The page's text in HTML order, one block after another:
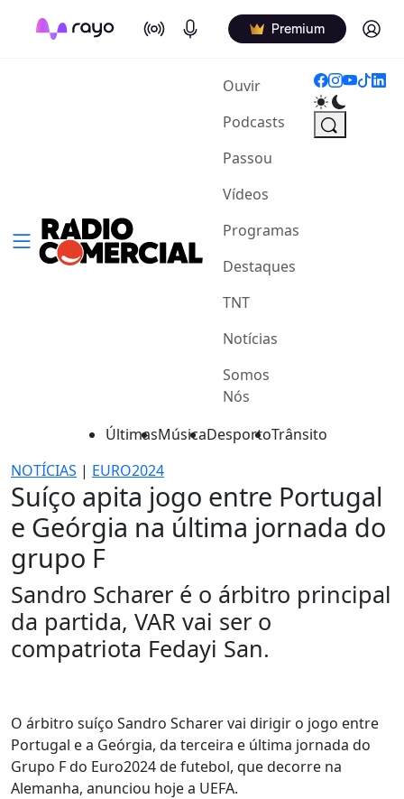
On Air Podcasts Premium Log in
Ouvir(current)
Podcasts
Passou
Vídeos
Programas
Destaques
TNT
Notícias
Somos
Nós
ÚltimasMúsicaDesportoTrânsito
NOTÍCIAS | EURO2024
Suíço apita jogo entre Portugal
e Geórgia na última jornada do
grupo F
Sandro Scharer é o árbitro principal
da partida, VAR vai ser o
compatriota Fedayi San.
O árbitro suíço Sandro Scharer vai dirigir o jogo entre
Portugal e a Geórgia, da terceira e última jornada do
Grupo F do Euro2024 de futebol, que decorre na
Alemanha, anunciou hoje a UEFA.